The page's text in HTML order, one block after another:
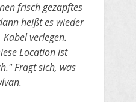
frisch gezapftes
heißt es wieder
verlegen.
Location ist
Fragt sich, was